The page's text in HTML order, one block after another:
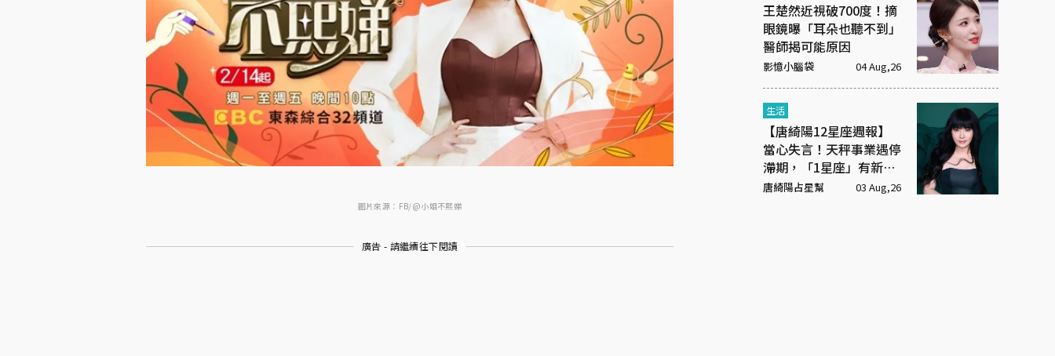
圖片來源：FB/@小姐不熙娣
廣告 - 請繼續往下閱讀
王楚然近視破700度！摘
眼鏡曝「耳朵也聽不到」
醫師揭可能原因
影憶小腦袋 04 Aug,26
生活
【唐綺陽12星座週報】
當心失言！天秤事業遇停
滯期，「1星座」有新戀
情
唐綺陽占星幫 03 Aug,26